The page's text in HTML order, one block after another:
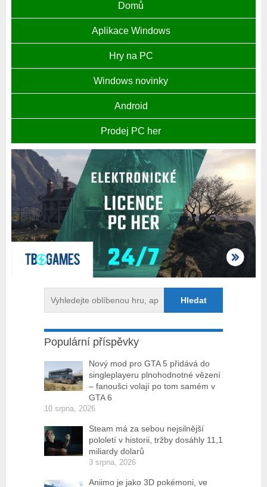
Domů
Aplikace Windows
Hry na PC
Windows novinky
Android
Prodej PC her
Populární příspěvky
Nový mod pro GTA 5 přidává do
singleplayeru plnohodnotné vězení
– fanoušci volají po tom samém v
GTA 6
10 srpna, 2026
Steam má za sebou nejsilnější
pololetí v historii, tržby dosáhly 11,1
miliardy dolarů
3 srpna, 2026
Aniimo je jako 3D pokémoni, ve